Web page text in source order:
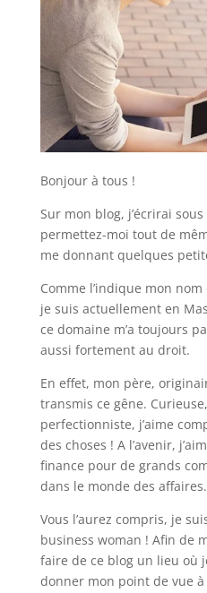
Bonjour à tous !
Sur mon blog, j’écrirai
permettez-moi tout de
me donnant quelques
Comme l’indique mon nom
je suis actuellement en
ce domaine m’a toujours
aussi fortement au droit.
En effet, mon père,
transmis ce gêne.
perfectionniste, j’aime
des choses ! A l’avenir,
finance pour de grands
dans le monde des affaires.
Vous l’aurez compris, je
business woman ! Afin de
faire de ce blog un lieu où
donner mon point de vue